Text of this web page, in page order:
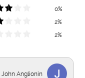
0%
2%
2%
John Anglionin